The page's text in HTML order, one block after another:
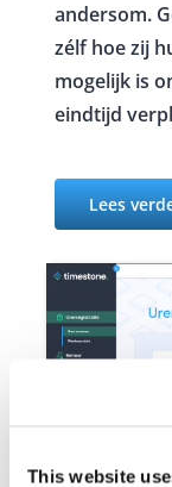
This website
andersom.
zélf hoe zij
mogelijk is
eindtijd
Lees